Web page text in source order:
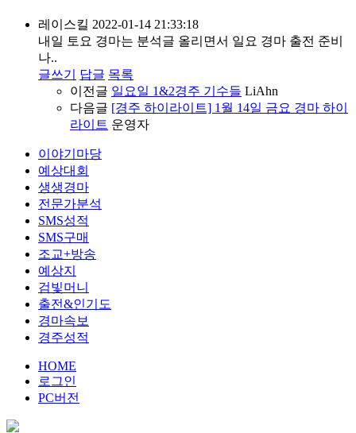
레이스킬 2022-01-14 21:33:18
내일 토요 경마는 분석글 올리면서 일요 경마 출전 준비
나..
글쓰기
답글 목록
이전글 일요일 1&2경주 기수들 LiAhn
다음글 [경주 하이라이트] 1월 14일 금요 경마 하이
라이트 운영자
이야기마당
예상대회
생생경마
전문가분석
SMS성적
SMS구매
조교+방송
예상지
검빛머니
출전&인기도
경마속보
경주성적
HOME
로그인
PC버전